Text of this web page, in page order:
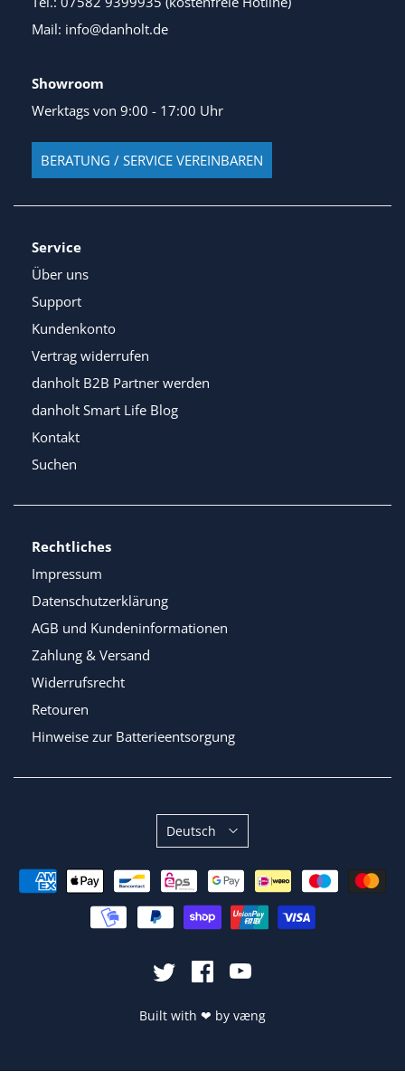
Mail: info@danholt.de
Showroom
Werktags von 9:00 - 17:00 Uhr
BERATUNG / SERVICE VEREINBAREN
Service
Über uns
Support
Kundenkonto
Vertrag widerrufen
danholt B2B Partner werden
danholt Smart Life Blog
Kontakt
Suchen
Rechtliches
Impressum
Datenschutzerklärung
AGB und Kundeninformationen
Zahlung & Versand
Widerrufsrecht
Retouren
Hinweise zur Batterieentsorgung
Built with ❤ by væng
Sprache
Deutsch